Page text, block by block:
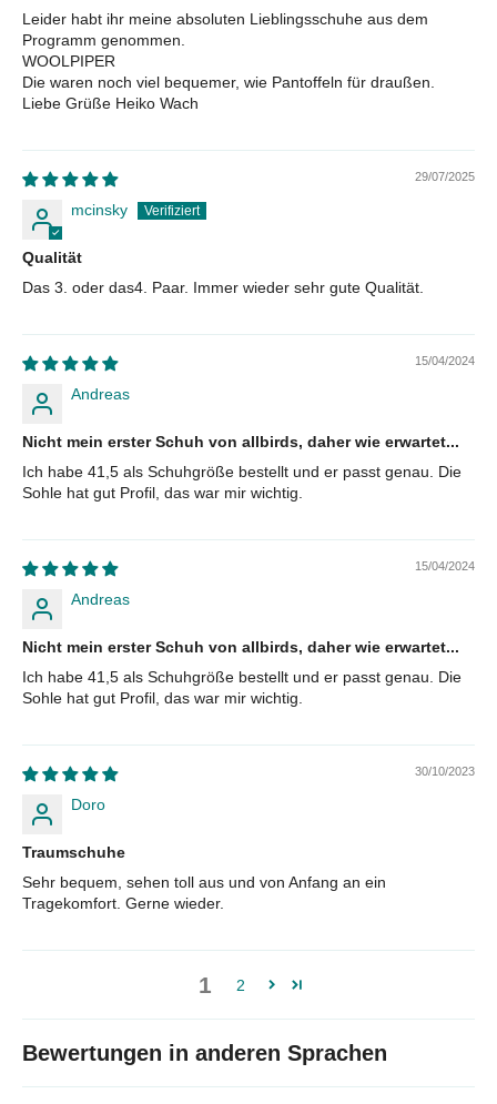
Leider habt ihr meine absoluten Lieblingsschuhe aus dem
Programm genommen.
WOOLPIPER
Die waren noch viel bequemer, wie Pantoffeln für draußen.
Liebe Grüße Heiko Wach
29/07/2025
mcinsky
Qualität
Das 3. oder das4. Paar. Immer wieder sehr gute Qualität.
15/04/2024
Andreas
Nicht mein erster Schuh von allbirds, daher wie erwartet...
Ich habe 41,5 als Schuhgröße bestellt und er passt genau. Die
Sohle hat gut Profil, das war mir wichtig.
15/04/2024
Andreas
Nicht mein erster Schuh von allbirds, daher wie erwartet...
Ich habe 41,5 als Schuhgröße bestellt und er passt genau. Die
Sohle hat gut Profil, das war mir wichtig.
30/10/2023
Doro
Traumschuhe
Sehr bequem, sehen toll aus und von Anfang an ein
Tragekomfort. Gerne wieder.
1 2
Bewertungen in anderen Sprachen